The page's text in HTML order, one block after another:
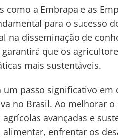
a Embrapa e as
para o sucesso
na disseminação de
que os
mais sustentáveis.
passo significativo em
no Brasil. Ao melhorar o
avançadas e
enfrentar os